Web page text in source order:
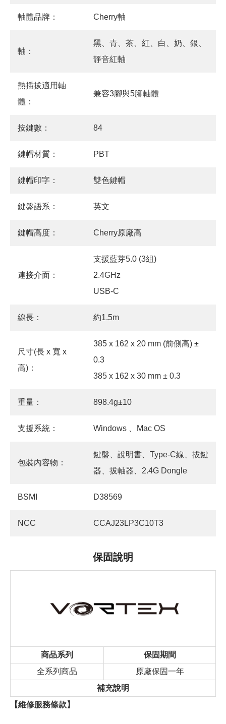
軸體品牌： Cherry軸
軸：
黑、青、茶、紅、白、奶、銀、
靜音紅軸
熱插拔適用軸
體：
兼容3腳與5腳軸體
按鍵數： 84
鍵帽材質： PBT
鍵帽印字： 雙色鍵帽
鍵盤語系： 英文
鍵帽高度： Cherry原廠高
連接介面：
支援藍芽5.0 (3組)
2.4GHz
USB-C
線長： 約1.5m
尺寸(長 x 寬 x
高)：
385 x 162 x 20 mm (前側高) ±
0.3
385 x 162 x 30 mm ± 0.3
重量： 898.4g±10
支援系統： Windows 、Mac OS
包裝內容物：
鍵盤、說明書、Type-C線、拔鍵
器、拔軸器、2.4G Dongle
BSMI D38569
NCC CCAJ23LP3C10T3
保固說明
商品系列
保固期間
全系列商品
原廠保固一年
補充說明
【維修服務條款】